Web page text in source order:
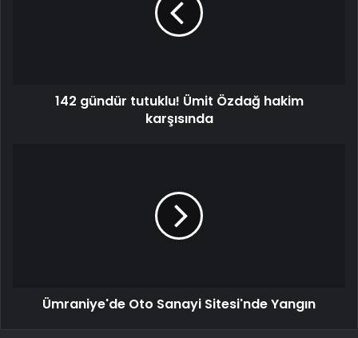
142 gündür tutuklu! Ümit Özdağ hakim
karşısında
Ümraniye'de Oto Sanayi Sitesi'nde Yangın